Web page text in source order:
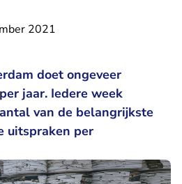
2021
doet ongeveer
jaar. Iedere week
van de belangrijkste
uitspraken per